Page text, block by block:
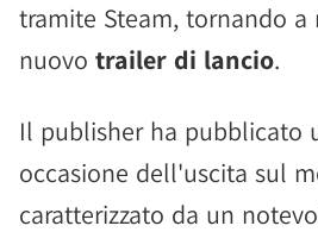
tramite Steam, tornando
nuovo trailer di lancio.
Il publisher ha pubblicato
occasione dell'uscita sul
caratterizzato da un